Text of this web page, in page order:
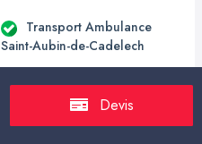
Transport Ambulance
Saint-Aubin-de-Cadelech
Transport Ambulance
Devis